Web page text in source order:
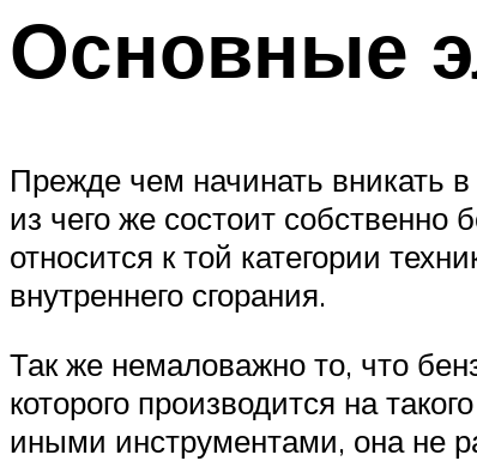
Основные
Прежде чем начинать вникать
из чего же состоит
относится к той категории
внутреннего сгорания.
Так же немаловажно то, что
которого производится на
иными инструментами, она не